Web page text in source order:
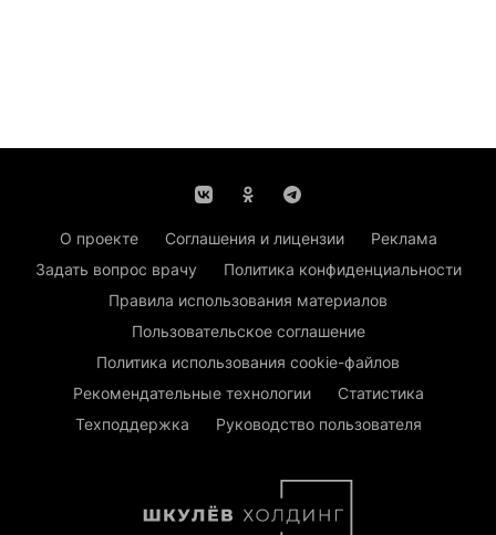
О проекте Соглашения и лицензии
Реклама
Задать вопрос врачу
Политика конфиденциальности
Правила использования материалов
Пользовательское соглашение
Политика использования cookie-файлов
Рекомендательные технологии
Статистика
Техподдержка
Руководство пользователя